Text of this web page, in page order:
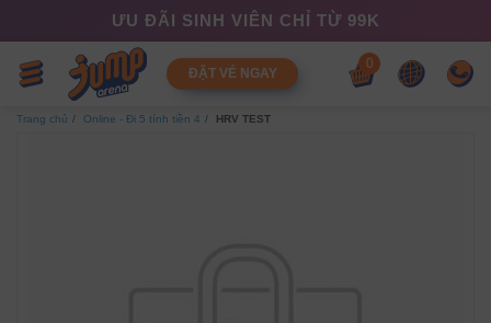
ƯU ĐÃI SINH VIÊN CHỈ TỪ 99K
ĐẶT VÉ NGAY
0
Trang chủ Online - Đi 5 tính tiền 4 HRV TEST